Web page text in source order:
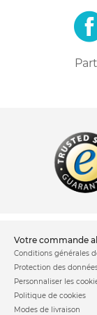
votre commande
Conditions générales
Protection des
Personnaliser les
Politique de cookies
Modes de livraison